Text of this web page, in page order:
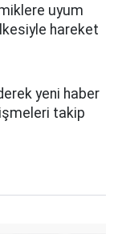
uyum
hareket
yeni haber
takip